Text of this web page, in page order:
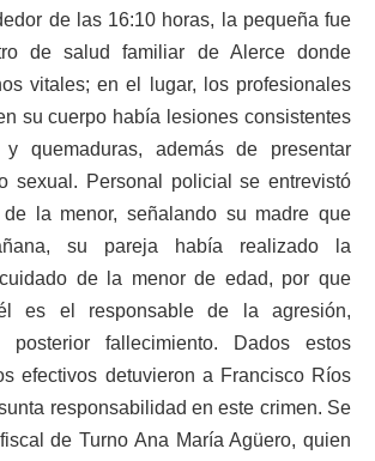
de las 16:10 horas, la pequeña fue
de salud familiar de Alerce donde
vitales; en el lugar, los profesionales
su cuerpo había lesiones consistentes
y quemaduras, además de presentar
sexual. Personal policial se entrevistó
la menor, señalando su madre que
su pareja había realizado la
de la menor de edad, por que
es el responsable de la agresión,
fallecimiento. Dados estos
efectivos detuvieron a Francisco Ríos
responsabilidad en este crimen. Se
de Turno Ana María Agüero, quien